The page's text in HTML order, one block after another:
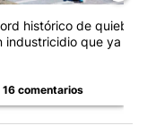
histórico de quiebras
industricidio que ya ...
16 comentarios